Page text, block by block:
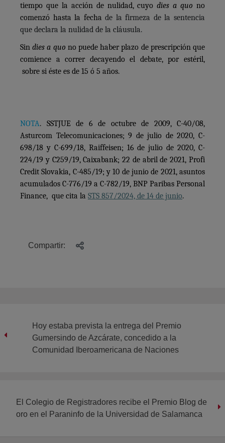
tiempo que la acción de nulidad, cuyodies a quo no
comenzó hasta la fechade la firmeza de la sentencia
que declara la nulidad de la cláusula.
Sin dies a quo no puede haber plazo de prescripción que
comience a correr decayendo el debate, por estéril,
sobre si éste es de 15 ó 5 años.
NOTA. SSTJUE de 6 de octubre de 2009, C-40/08,
Asturcom Telecomunicaciones; 9 de julio de 2020, C-
698/18 y C-699/18, Raiffeisen; 16 de julio de 2020, C-
224/19 y C259/19, Caixabank; 22 de abril de 2021, Profi
Credit Slovakia, C-485/19; y 10 de junio de 2021, asuntos
acumulados C-776/19 a C-782/19, BNP Paribas Personal
Finance, que cita la STS 857/2024, de 14 de junio.
Compartir:
Hoy estaba prevista la entrega del Premio
Gumersindo de Azcárate, concedido a la
Comunidad Iberoamericana de Naciones
El Colegio de Registradores recibe el Premio Blog de
oro en el Paraninfo de la Universidad de Salamanca